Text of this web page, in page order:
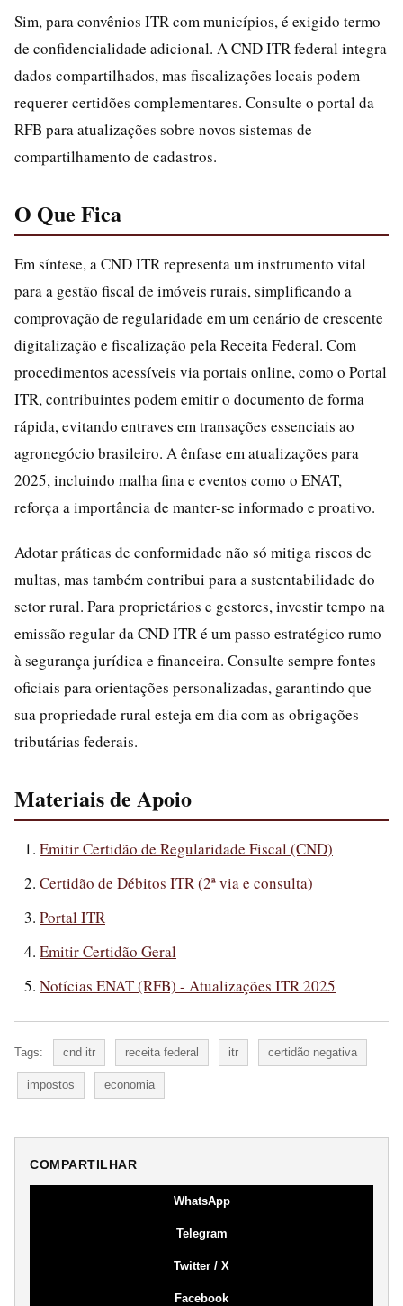
Sim, para convênios ITR com municípios, é exigido termo
de confidencialidade adicional. A CND ITR federal integra
dados compartilhados, mas fiscalizações locais podem
requerer certidões complementares. Consulte o portal da
RFB para atualizações sobre novos sistemas de
compartilhamento de cadastros.
O Que Fica
Em síntese, a CND ITR representa um instrumento vital
para a gestão fiscal de imóveis rurais, simplificando a
comprovação de regularidade em um cenário de crescente
digitalização e fiscalização pela Receita Federal. Com
procedimentos acessíveis via portais online, como o Portal
ITR, contribuintes podem emitir o documento de forma
rápida, evitando entraves em transações essenciais ao
agronegócio brasileiro. A ênfase em atualizações para
2025, incluindo malha fina e eventos como o ENAT,
reforça a importância de manter-se informado e proativo.
Adotar práticas de conformidade não só mitiga riscos de
multas, mas também contribui para a sustentabilidade do
setor rural. Para proprietários e gestores, investir tempo na
emissão regular da CND ITR é um passo estratégico rumo
à segurança jurídica e financeira. Consulte sempre fontes
oficiais para orientações personalizadas, garantindo que
sua propriedade rural esteja em dia com as obrigações
tributárias federais.
Materiais de Apoio
Emitir Certidão de Regularidade Fiscal (CND)
Certidão de Débitos ITR (2ª via e consulta)
Portal ITR
Emitir Certidão Geral
Notícias ENAT (RFB) - Atualizações ITR 2025
Tags: cnd itr receita federal itr certidão negativa
impostos economia
COMPARTILHAR
WhatsApp
Telegram
Twitter / X
Facebook